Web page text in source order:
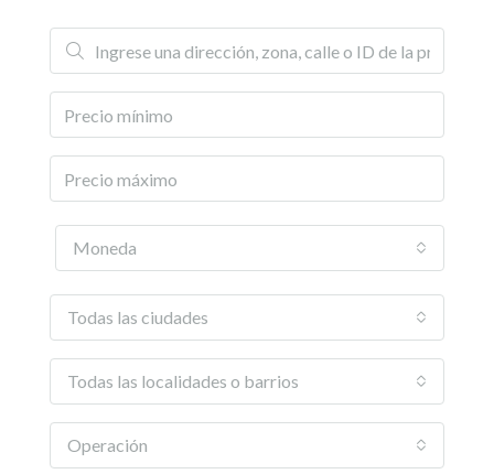
Moneda
Todas las ciudades
Todas las localidades o barrios
Operación